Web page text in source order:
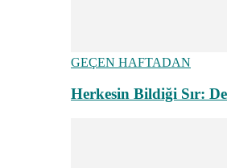
GEÇEN HAFTADAN
Herkesin Bildiği Sır: